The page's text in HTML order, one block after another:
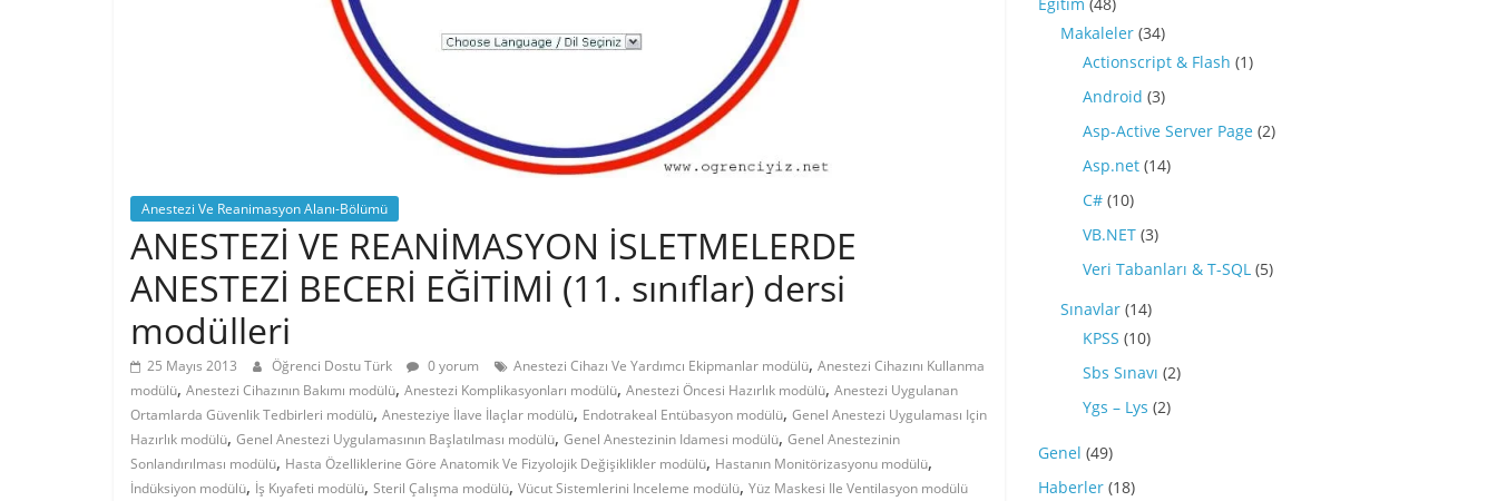
Anestezi Ve Reanimasyon Alanı-Bölümü
ANESTEZİ VE REANİMASYON İSLETMELERDE
ANESTEZİ BECERİ EĞİTİMİ (11. sınıflar) dersi
modülleri
25 Mayıs 2013 Öğrenci Dostu Türk 0 yorum Anestezi Cihazı Ve Yardımcı Ekipmanlar modülü, Anestezi Cihazını Kullanma
modülü, Anestezi Cihazının Bakımı modülü, Anestezi Komplikasyonları modülü, Anestezi Öncesi Hazırlık modülü, Anestezi Uygulanan
Ortamlarda Güvenlik Tedbirleri modülü, Anesteziye İlave İlaçlar modülü, Endotrakeal Entübasyon modülü, Genel Anestezi Uygulaması Için
Hazırlık modülü, Genel Anestezi Uygulamasının Başlatılması modülü, Genel Anestezinin Idamesi modülü, Genel Anestezinin
Sonlandırılması modülü, Hasta Özelliklerine Göre Anatomik Ve Fizyolojik Değişiklikler modülü, Hastanın Monitörizasyonu modülü,
İndüksiyon modülü, İş Kıyafeti modülü, Steril Çalışma modülü, Vücut Sistemlerini Inceleme modülü, Yüz Maskesi Ile Ventilasyon modülü
Makaleler (34)
Actionscript & Flash (1)
Android (3)
Asp-Active Server Page (2)
Asp.net (14)
C# (10)
VB.NET (3)
Veri Tabanları & T-SQL (5)
Sınavlar (14)
KPSS (10)
Sbs Sınavı (2)
Ygs – Lys (2)
Genel (49)
Haberler (18)